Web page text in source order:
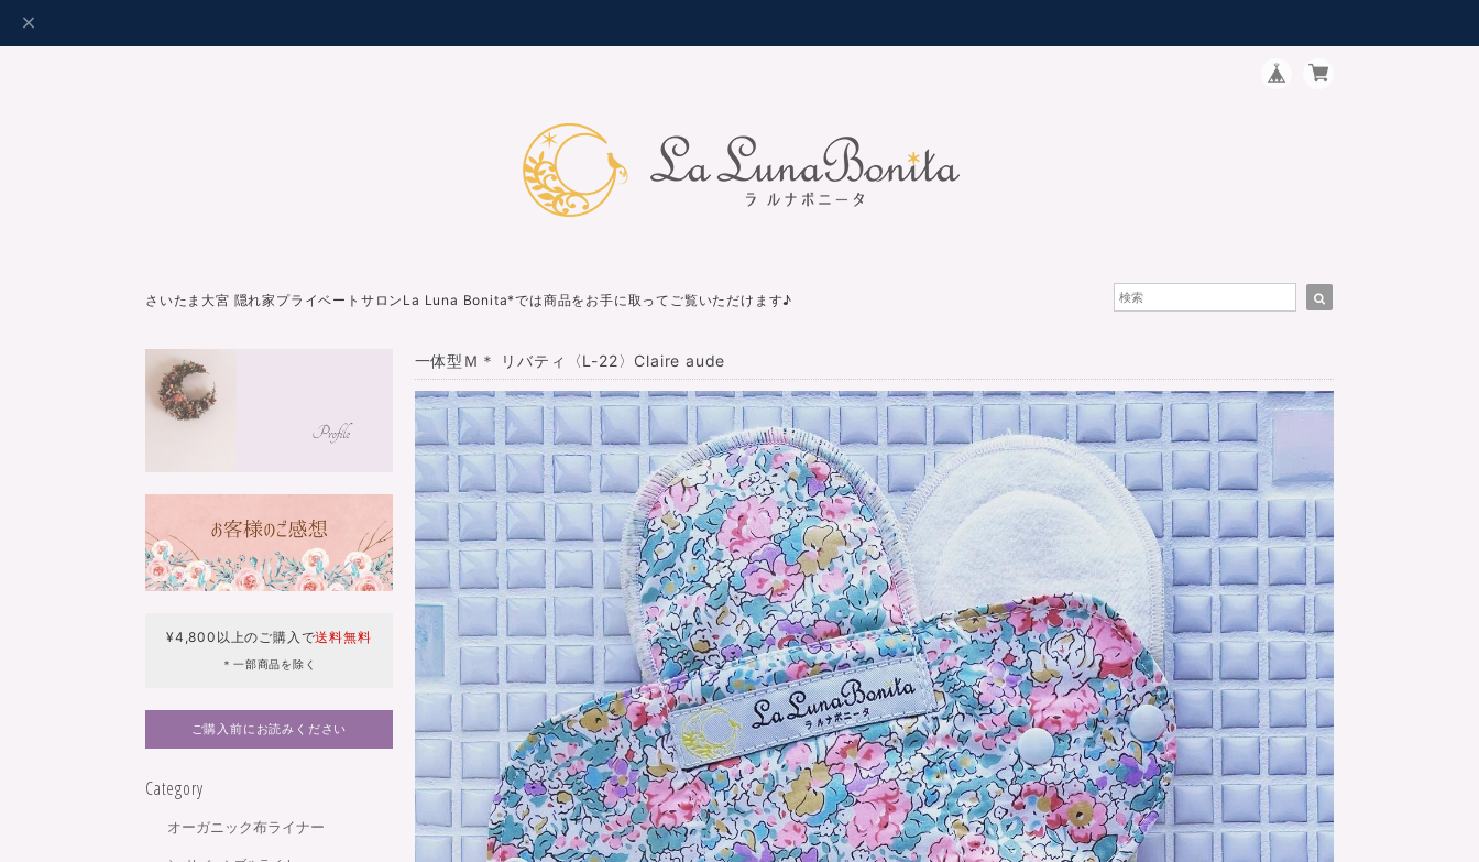
さいたま大宮 隠れ家プライベートサロンLa Luna Bonita*では商品をお手に取ってご覧いただけます♪
¥4,800以上のご購入で送料無料
＊一部商品を除く
ご購入前にお読みください
Category
オーガニック布ライナー
一体型Ｍ＊ リバティ〈L-22〉Claire aude